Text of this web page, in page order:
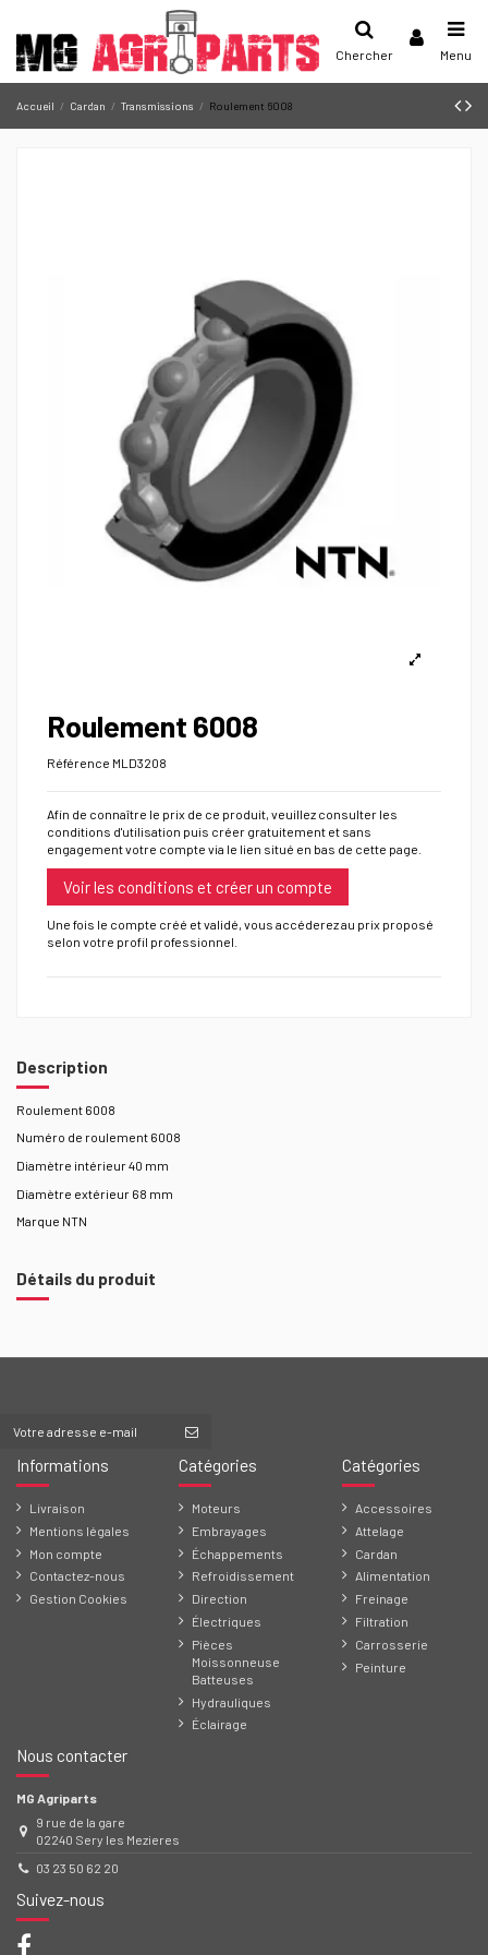
Chercher Menu
Accueil Cardan Transmissions Roulement 6008
Roulement 6008
Référence MLD3208
Afin de connaître le prix de ce produit, veuillez consulter les
conditions d'utilisation puis créer gratuitement et sans
engagement votre compte via le lien situé en bas de cette page.
Voir les conditions et créer un compte
Une fois le compte créé et validé, vous accéderez au prix proposé
selon votre profil professionnel.
Description
Roulement 6008
Numéro de roulement 6008
Diamètre intérieur 40 mm
Diamètre extérieur 68 mm
Marque NTN
Détails du produit
Informations
Livraison
Mentions légales
Mon compte
Contactez-nous
Gestion Cookies
Catégories
Moteurs
Embrayages
Échappements
Refroidissement
Direction
Électriques
Pièces
Moissonneuse
Batteuses
Hydrauliques
Éclairage
Catégories
Accessoires
Attelage
Cardan
Alimentation
Freinage
Filtration
Carrosserie
Peinture
Nous contacter
MG Agriparts
9 rue de la gare
02240 Sery les Mezieres
03 23 50 62 20
Suivez-nous